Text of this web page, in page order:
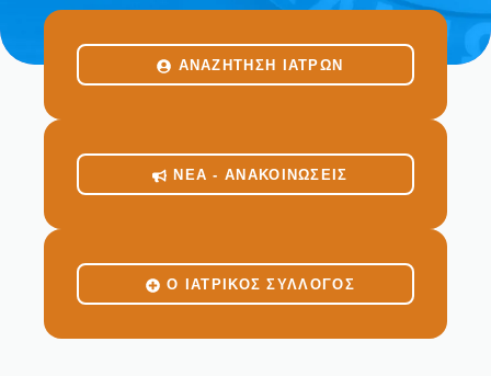
ΑΝΑΖΗΤΗΣΗ ΙΑΤΡΩΝ
ΝΕΑ - ΑΝΑΚΟΙΝΩΣΕΙΣ
Ο ΙΑΤΡΙΚΟΣ ΣΥΛΛΟΓΟΣ